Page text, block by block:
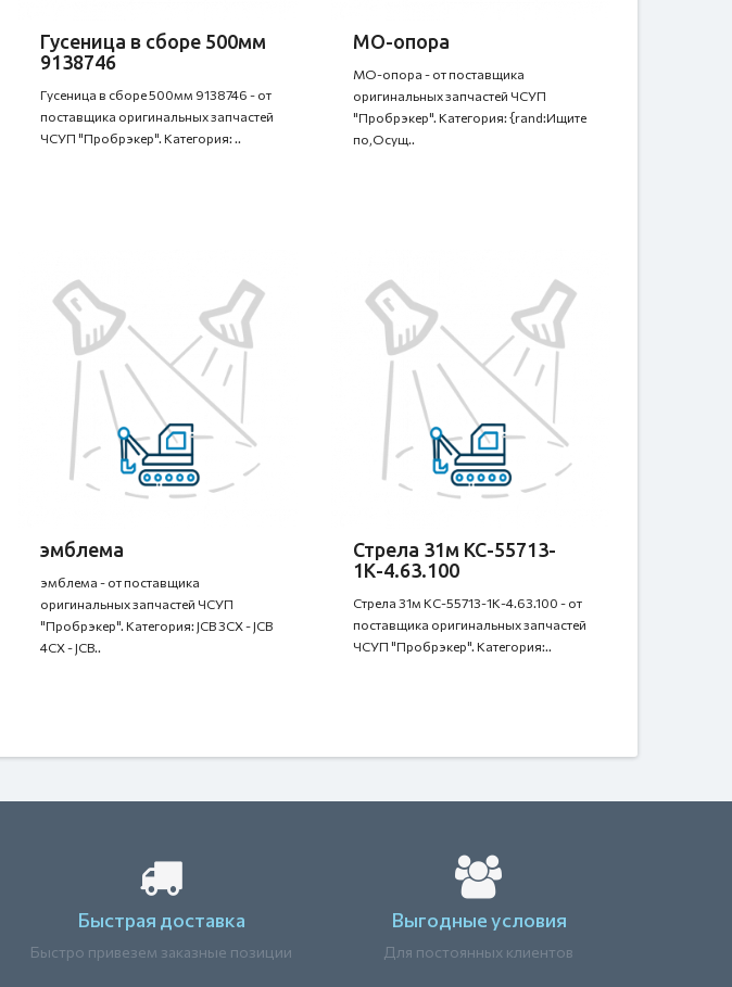
Гусеница в сборе 500мм
9138746
Гусеница в сборе 500мм 9138746 - от
поставщика оригинальных запчастей
ЧСУП "Пробрэкер". Категория: ..
МО-опора
МО-опора - от поставщика
оригинальных запчастей ЧСУП
"Пробрэкер". Категория: {rand:Ищите
по,Осущ..
эмблема
эмблема - от поставщика
оригинальных запчастей ЧСУП
"Пробрэкер". Категория: JCB 3CX - JCB
4CX - JCB..
Стрела 31м КС-55713-
1К-4.63.100
Стрела 31м КС-55713-1К-4.63.100 - от
поставщика оригинальных запчастей
ЧСУП "Пробрэкер". Категория:..
Быстрая доставка
Быстро привезем заказные позиции
Выгодные условия
Для постоянных клиентов